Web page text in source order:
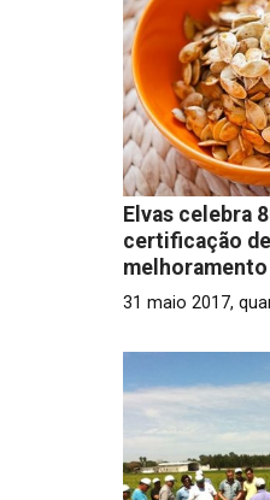
Elvas celebra
certificação
melhoramento
31 maio 2017,